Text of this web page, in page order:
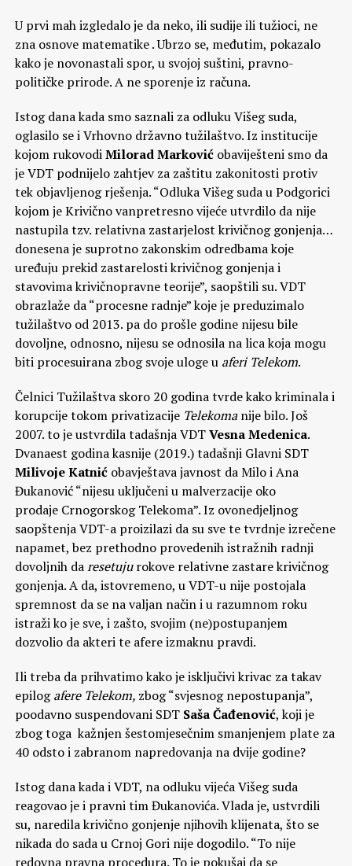
U prvi mah izgledalo je da neko, ili sudije ili tužioci, ne
zna osnove matematike . Ubrzo se, međutim, pokazalo
kako je novonastali spor, u svojoj suštini, pravno-
političke prirode. A ne sporenje iz računa.
Istog dana kada smo saznali za odluku Višeg suda,
oglasilo se i Vrhovno državno tužilaštvo. Iz institucije
kojom rukovodiMilorad Markovićobaviješteni smo da
je VDT podnijelo zahtjev za zaštitu zakonitosti protiv
tek objavljenog rješenja. “Odluka Višeg suda u Podgorici
kojom je Krivično vanpretresno vijeće utvrdilo da nije
nastupila tzv. relativna zastarjelost krivičnog gonjenja…
donesena je suprotno zakonskim odredbama koje
uređuju prekid zastarelosti krivičnog gonjenja i
stavovima krivičnopravne teorije”, saopštili su. VDT
obrazlaže da “procesne radnje” koje je preduzimalo
tužilaštvo od 2013. pa do prošle godine nijesu bile
dovoljne, odnosno, nijesu se odnosila na lica koja mogu
biti procesuirana zbog svoje uloge u aferi Telekom.
Čelnici Tužilaštva skoro 20 godina tvrde kako kriminala i
korupcije tokom privatizacije Telekomanije bilo. Još
2007. to je ustvrdila tadašnja VDTVesna Medenica.
Dvanaest godina kasnije (2019.) tadašnji Glavni SDT
Milivoje Katnićobavještava javnost da Milo i Ana
Đukanović “nijesu uključeni u malverzacije oko
prodaje Crnogorskog Telekoma”. Iz ovonedjeljnog
saopštenja VDT-a proizilazi da su sve te tvrdnje izrečene
napamet, bez prethodno provedenih istražnih radnji
dovoljnih daresetujurokove relativne zastare krivičnog
gonjenja. A da, istovremeno, u VDT-u nije postojala
spremnost da se na valjan način i u razumnom roku
istraži ko je sve, i zašto, svojim (ne)postupanjem
dozvolio da akteri te afere izmaknu pravdi.
Ili treba da prihvatimo kako je isključivi krivac za takav
epilogafere Telekom, zbog “svjesnog nepostupanja”,
poodavno suspendovani SDT Saša Čađenović, koji je
zbog toga kažnjen šestomjesečnim smanjenjem plate za
40 odsto i zabranom napredovanja na dvije godine?
Istog dana kada i VDT, na odluku vijeća Višeg suda
reagovao je i pravni tim Đukanovića. Vlada je, ustvrdili
su, naredila krivično gonjenje njihovih klijenata, što se
nikada do sada u Crnoj Gori nije dogodilo. “To nije
redovna pravna procedura. To je pokušaj da se